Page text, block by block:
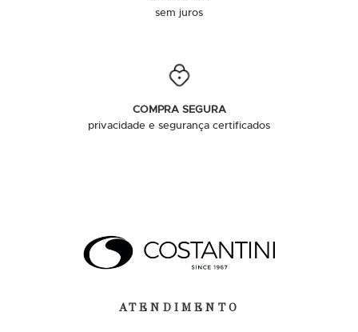
sem juros
COMPRA SEGURA
privacidade e segurança certificados
ATENDIMENTO